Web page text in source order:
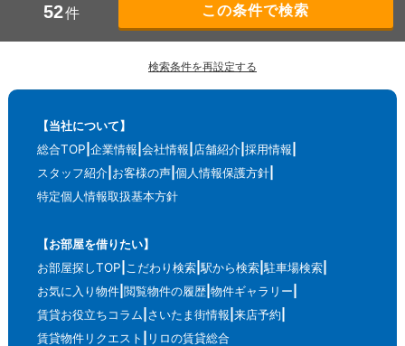
52件
検索条件を再設定する
【当社について】
総合TOP 企業情報 会社情報 店舗紹介 採用情報
スタッフ紹介 お客様の声 個人情報保護方針
特定個人情報取扱基本方針
【お部屋を借りたい】
お部屋探しTOP こだわり検索 駅から検索 駐車場検索
お気に入り物件 閲覧物件の履歴 物件ギャラリー
賃貸お役立ちコラム さいたま街情報 来店予約
賃貸物件リクエスト
リロの賃貸総合